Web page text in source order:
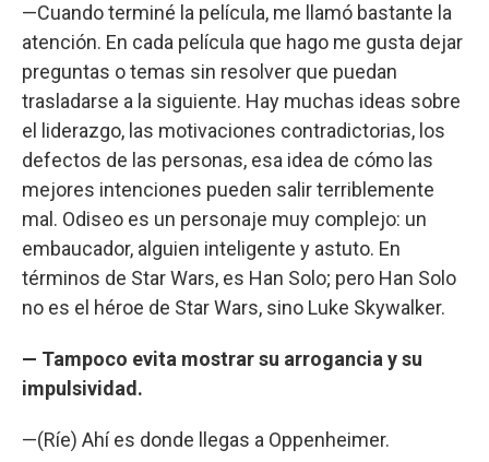
—Cuando terminé la película, me llamó bastante la
atención. En cada película que hago me gusta dejar
preguntas o temas sin resolver que puedan
trasladarse a la siguiente. Hay muchas ideas sobre
el liderazgo, las motivaciones contradictorias, los
defectos de las personas, esa idea de cómo las
mejores intenciones pueden salir terriblemente
mal. Odiseo es un personaje muy complejo: un
embaucador, alguien inteligente y astuto. En
términos de Star Wars, es Han Solo; pero Han Solo
no es el héroe de Star Wars, sino Luke Skywalker.
— Tampoco evita mostrar su arrogancia y su
impulsividad.
—(Ríe) Ahí es donde llegas a Oppenheimer.